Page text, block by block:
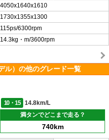
4050x1640x1610
1730x1355x1300
115ps/6300rpm
14.3kg・m/3600rpm
ル）の他のグレード一覧
10・15
14.8km/L
満タンでどこまで走る？
740km